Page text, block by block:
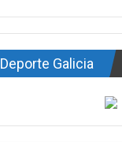
Deporte Galicia